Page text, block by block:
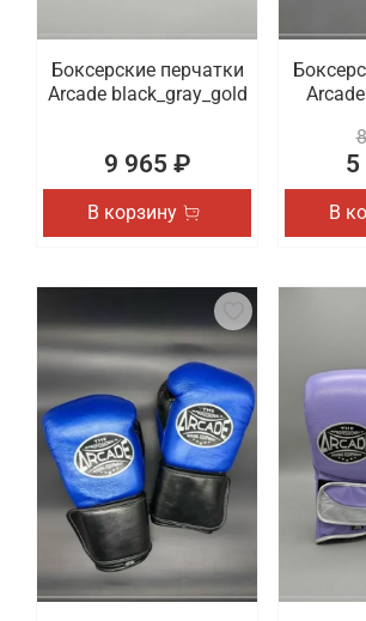
Боксерские перчатки
Arcade black_gray_gold
9 965 ₽
В корзину
5
В